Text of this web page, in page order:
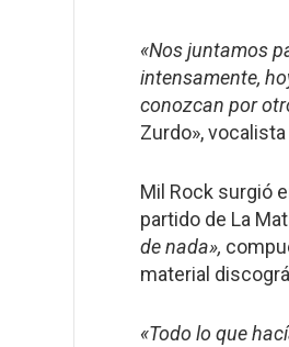
«Nos juntamos
intensamente,
conozcan por
Zurdo»,
Mil Rock surgió
partido de La
de nada»,
material
«Todo lo que